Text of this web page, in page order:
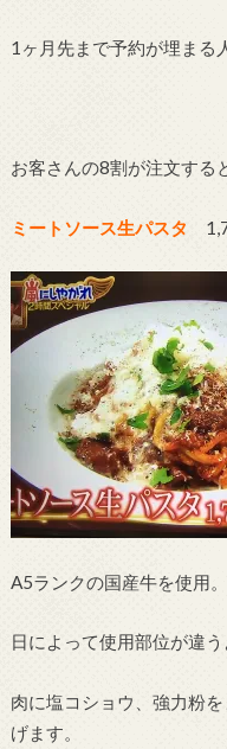
1ヶ月先まで予約が埋まる
お客さんの8割が注文する
ミートソース生パスタ
A5ランクの国産牛を使用。
日によって使用部位が違う
肉に塩コショウ、強力粉
げます。